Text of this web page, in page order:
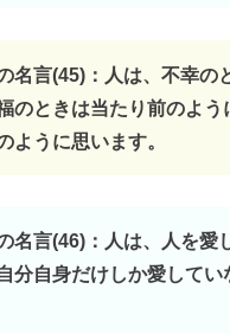
名言(45)：人は、不幸の
のときは当たり前のよう
ように思います。
名言(46)：人は、人を愛
分自身だけしか愛してい